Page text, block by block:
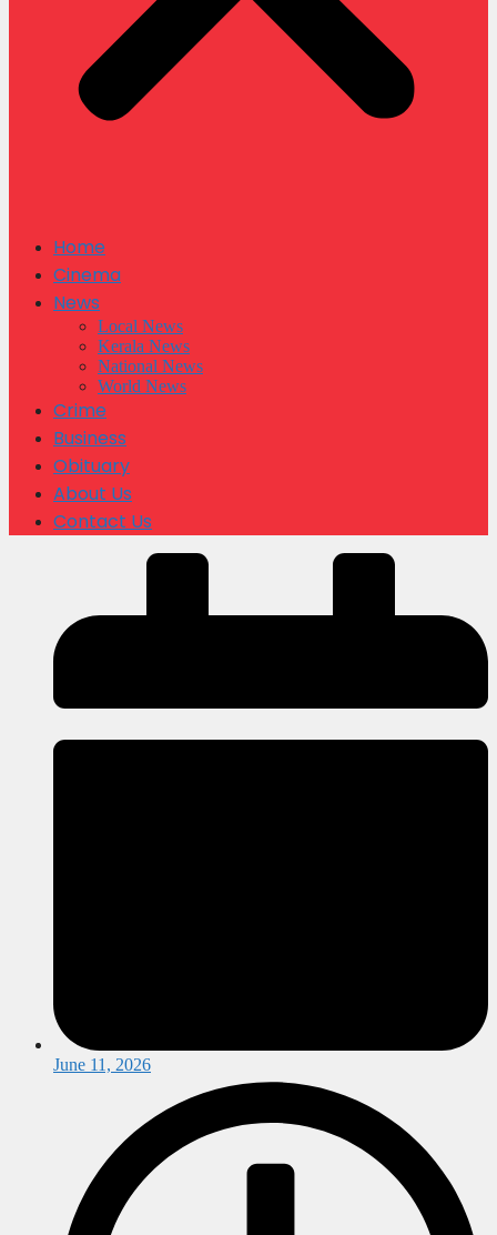
Home
Cinema
News
Local News
Kerala News
National News
World News
Crime
Business
Obituary
About Us
Contact Us
June 11, 2026